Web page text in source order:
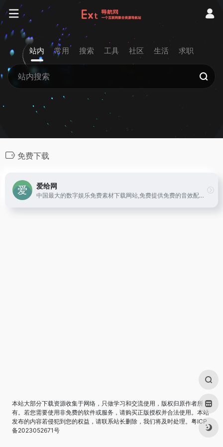
站内 常用 搜索 工具 社区 生活 求职
免费下载
爱给网
中国最大的数字娱乐免费素材下载网站,免费提供免费的音效配乐|3D模型|视频|游戏素材资源下载。
本站大部分下载资源收集于网络，只做学习和交流使用，版权归原作者所
有。若您需要使用非免费的软件或服务，请购买正版授权并合法使用。本站
发布的内容若侵犯到您的权益，请联系站长删除，我们将及时处理。 粤ICP
备2023052671号